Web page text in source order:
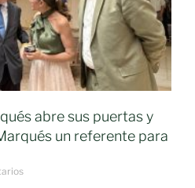
abre sus puertas y
un referente para